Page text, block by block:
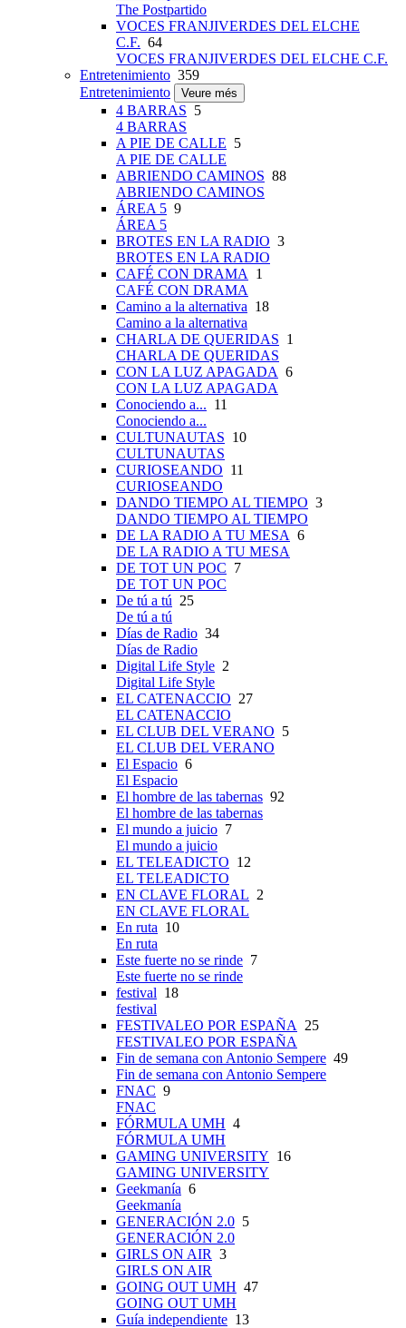
The Postpartido
VOCES FRANJIVERDES DEL ELCHE
C.F. 64
VOCES FRANJIVERDES DEL ELCHE C.F.
Entretenimiento 359
Entretenimiento
Veure més
4 BARRAS 5
4 BARRAS
A PIE DE CALLE 5
A PIE DE CALLE
ABRIENDO CAMINOS 88
ABRIENDO CAMINOS
ÁREA 5 9
ÁREA 5
BROTES EN LA RADIO 3
BROTES EN LA RADIO
CAFÉ CON DRAMA 1
CAFÉ CON DRAMA
Camino a la alternativa 18
Camino a la alternativa
CHARLA DE QUERIDAS 1
CHARLA DE QUERIDAS
CON LA LUZ APAGADA 6
CON LA LUZ APAGADA
Conociendo a... 11
Conociendo a...
CULTUNAUTAS 10
CULTUNAUTAS
CURIOSEANDO 11
CURIOSEANDO
DANDO TIEMPO AL TIEMPO 3
DANDO TIEMPO AL TIEMPO
DE LA RADIO A TU MESA 6
DE LA RADIO A TU MESA
DE TOT UN POC 7
DE TOT UN POC
De tú a tú 25
De tú a tú
Días de Radio 34
Días de Radio
Digital Life Style 2
Digital Life Style
EL CATENACCIO 27
EL CATENACCIO
EL CLUB DEL VERANO 5
EL CLUB DEL VERANO
El Espacio 6
El Espacio
El hombre de las tabernas 92
El hombre de las tabernas
El mundo a juicio 7
El mundo a juicio
EL TELEADICTO 12
EL TELEADICTO
EN CLAVE FLORAL 2
EN CLAVE FLORAL
En ruta 10
En ruta
Este fuerte no se rinde 7
Este fuerte no se rinde
festival 18
festival
FESTIVALEO POR ESPAÑA 25
FESTIVALEO POR ESPAÑA
Fin de semana con Antonio Sempere 49
Fin de semana con Antonio Sempere
FNAC 9
FNAC
FÓRMULA UMH 4
FÓRMULA UMH
GAMING UNIVERSITY 16
GAMING UNIVERSITY
Geekmanía 6
Geekmanía
GENERACIÓN 2.0 5
GENERACIÓN 2.0
GIRLS ON AIR 3
GIRLS ON AIR
GOING OUT UMH 47
GOING OUT UMH
Guía independiente 13